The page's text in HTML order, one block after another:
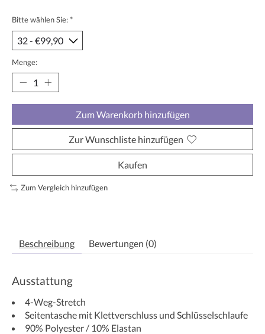
Bitte wählen Sie:*
Menge:
Zum Warenkorb hinzufügen
Zur Wunschliste hinzufügen
Kaufen
Zum Vergleich hinzufügen
Beschreibung Bewertungen (0)
Ausstattung
4-Weg-Stretch
Seitentasche mit Klettverschluss und Schlüsselschlaufe
90% Polyester / 10% Elastan